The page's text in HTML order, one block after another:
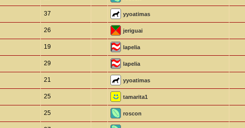
37 yyoatimas
26 jeriguai
19 lapelia
29 lapelia
21 yyoatimas
25 tamarita1
25 roscon